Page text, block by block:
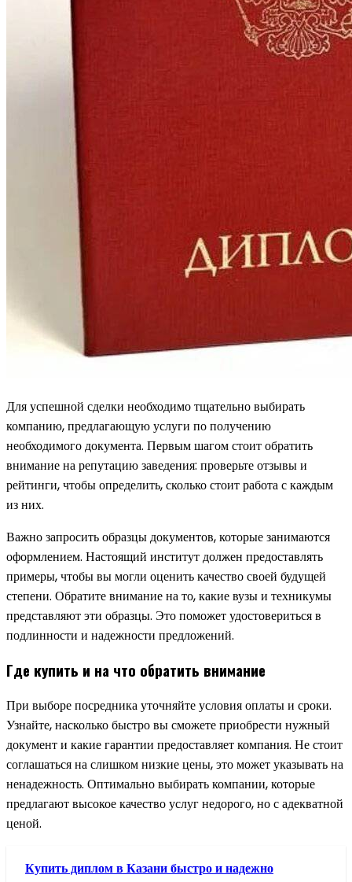
Для успешной сделки необходимо тщательно выбирать
компанию, предлагающую услуги по получению
необходимого документа. Первым шагом стоит обратить
внимание на репутацию заведения: проверьте отзывы и
рейтинги, чтобы определить, сколько стоит работа с каждым
из них.
Важно запросить образцы документов, которые занимаются
оформлением. Настоящий институт должен предоставлять
примеры, чтобы вы могли оценить качество своей будущей
степени. Обратите внимание на то, какие вузы и техникумы
представляют эти образцы. Это поможет удостовериться в
подлинности и надежности предложений.
Где купить и на что обратить внимание
При выборе посредника уточняйте условия оплаты и сроки.
Узнайте, насколько быстро вы сможете приобрести нужный
документ и какие гарантии предоставляет компания. Не стоит
соглашаться на слишком низкие цены, это может указывать на
ненадежность. Оптимально выбирать компании, которые
предлагают высокое качество услуг недорого, но с адекватной
ценой.
Купить диплом в Казани быстро и надежно